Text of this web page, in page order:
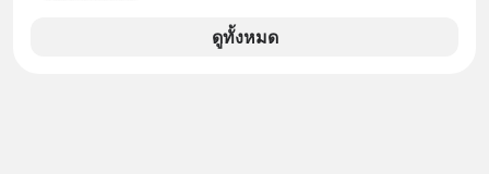
เบอร์ต้น ๆ ของโลก
ดูทั้งหมด